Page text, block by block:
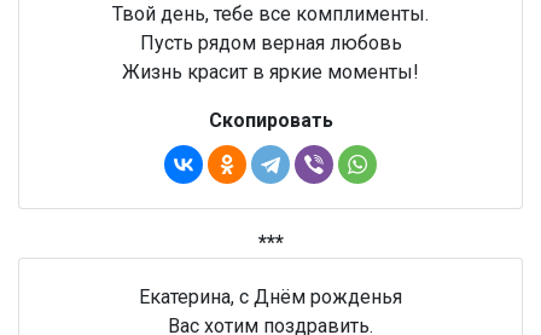
Твой день, тебе все комплименты.
Пусть рядом верная любовь
Жизнь красит в яркие моменты!
Скопировать
***
Екатерина, с Днём рожденья
Вас хотим поздравить.